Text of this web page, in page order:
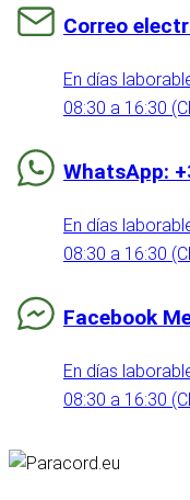
Correo
En días
08:30 a 16:30
WhatsApp:
En días
08:30 a 16:30
Facebook
En días
08:30 a 16:30